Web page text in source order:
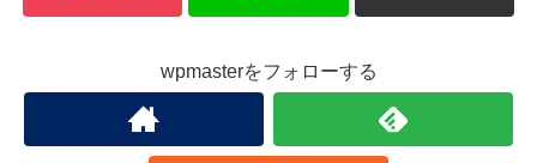
wpmasterをフォローする